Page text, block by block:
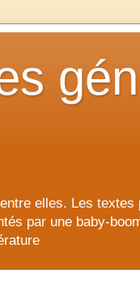
elles. Les
par une baby-